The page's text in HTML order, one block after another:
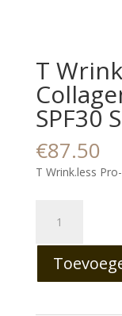
T
SPF30
€87.50
T Wrink.less
Wrink.less
Pro-
Collagen
Day